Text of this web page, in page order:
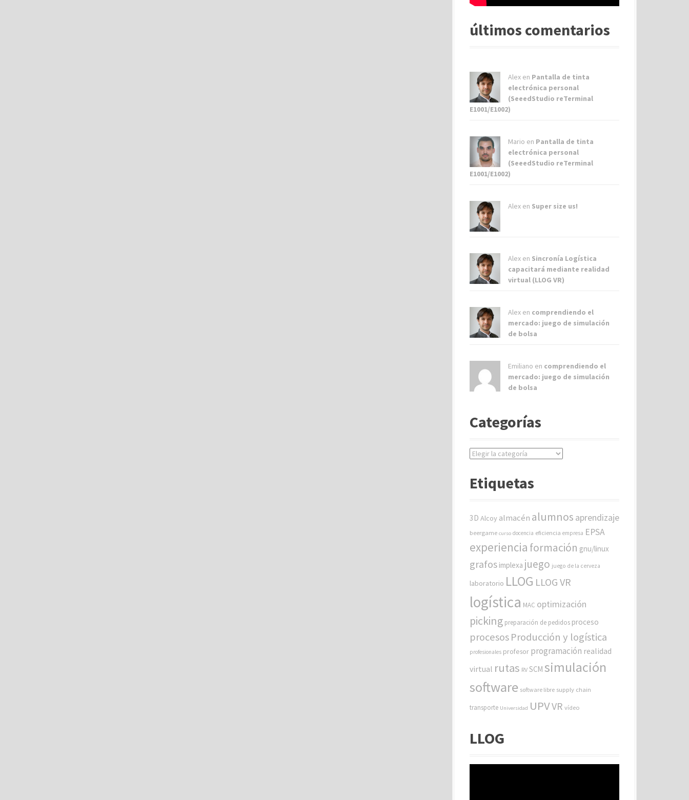
últimos comentarios
Alex en Pantalla de tinta
electrónica personal
(SeeedStudio reTerminal
E1001/E1002)
Mario en Pantalla de tinta
electrónica personal
(SeeedStudio reTerminal
E1001/E1002)
Alex en Super size us!
Alex en Sincronía Logística
capacitará mediante realidad
virtual (LLOG VR)
Alex en comprendiendo el
mercado: juego de simulación
de bolsa
Emiliano en comprendiendo el
mercado: juego de simulación
de bolsa
Categorías
C
e
r
s
Etiquetas
3D Alcoy almacén alumnos aprendizaje
beergame curso docencia eficiencia empresa EPSA
experiencia formación gnu/linux
grafos implexa juego juego de la cerveza
laboratorio LLOG LLOG VR
logística MAC optimización
picking preparación de pedidos proceso
procesosProducción y logística
profesionales profesor programación realidad
virtual rutas RV SCM simulación
software software libre supply chain
transporte Universidad UPVVR vídeo
LLOG